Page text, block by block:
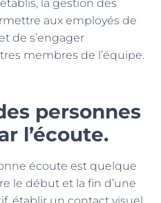
la gestion des
aux employés de
de s’engager
membres de l’équipe.
personnes
l’écoute.
écoute est quelque
le début et la fin d’une